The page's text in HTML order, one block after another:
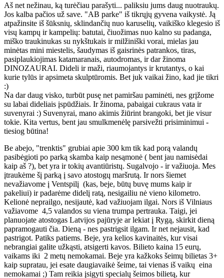
Aš net nežinau, ką turėčiau parašyti... paliksiu jums daug nuotraukų.
Jos kalba pačios už save. "AB parke" iš tikrųjų gyvena vaikystė. Ją
atpažinsite iš šūksnių, sklindančių nuo karuselių, vaikiško klegesio iš
visų kampų ir kampelių: batutai, čiuožimas nuo kalno su padanga,
miško traukinukas su nykštukais ir milžiniški vorai, mielas jau
minėtas mini miestelis, šaudymas iš gaisrinės patrankos, tiras,
pasiplaukiojimas katamaranais, autodromas, ir dar žinoma
DINOZAURAI. Dideli ir maži, riaumojantys ir krutantys, o kai
kurie tylūs ir apsimeta skulptūromis. Bet juk vaikai žino, kad jie tikri
:)
Na dar daug visko, turbūt pusę net pamiršau paminėti, nes grįžome
su labai dideliais įspūdžiais. Ir žinoma, pabaigai cukraus vata ir
suvenyrai :) Suvenyrai, mano akimis žiūrint brangoki, bet jie visur
tokie. Kita vertus, bent jau smulkmenėlę parsivežti prisiminimui -
tiesiog būtina!
Be abejo, "trenktis" grubiai apie 300 km tik kad porą valandų
pasibėgioti po parką skamba kaip nesąmonė ( bent jau namisėdai
kaip aš ?), bet yra ir tokių avantiūristų. Sugalvojo - ir važiuoja. Mes
įtraukėme šį parką į savo atostogų maršrutą. Ir nors šiemet
nevažiavome į Ventspilį (kas, beje, būtų buvę mums kaip ir
pakeliui) ir padarėme didelį ratą, nesigailiu nė vieno kilometro.
Kelionė neprailgo, nesijautė, kad važiuojam ilgai. Nors iš Vilniaus
važiavome 4,5 valandos su viena trumpa pertrauka. Taigi, jei
planuojate atostogas Latvijos pajūryje ar lekiat į Rygą, skirkit dieną
papramogauti čia. Dieną - nes pastrigsit ilgam. Ir net nejausit, kad
pastrigot. Patiks patiems. Beje, yra kelios kavinaitės, kur visai
nebrangiai galite užkąsti, atsigerti kavos. Bilieto kaina 15 eurų,
vaikams iki 2 metų nemokamai. Beje yra kažkoks šeimų bilietas 3+
kaip supratau, jei esate daugiavaikė šeime, tai vienas iš vaikų eina
nemokamai ;) Tam reikia įsigyti specialų šeimos bilietą, kur